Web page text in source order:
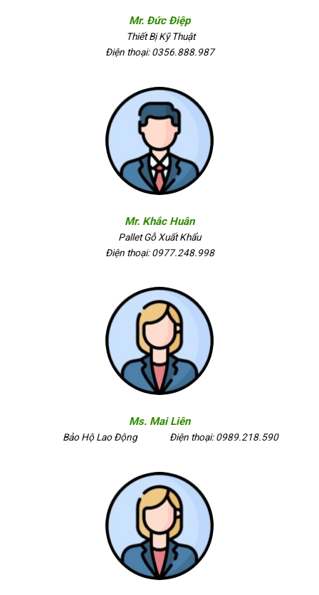
Mr. Đức Điệp
Thiết Bị Kỹ Thuật
Điện thoại: 0356.888.987
Mr. Khắc Huân
Pallet Gỗ Xuất Khẩu
Điện thoại: 0977.248.998
Ms. Mai Liên
Bảo Hộ Lao Động Điện thoại: 0989.218.590